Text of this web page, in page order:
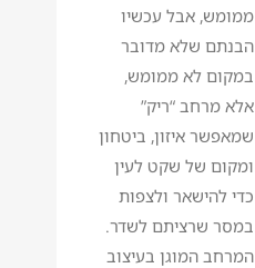
ממומש, אבל עכשיו
הבנתם שלא מדובר
במקום לא ממומש,
אלא מרחב “ריק”
שמאפשר איזון, ביטחון
ומקום של שקט לעין
כדי להישאר ולצפות
במסר שרציתם לשדר.
המרחב המוגן בעיצוב